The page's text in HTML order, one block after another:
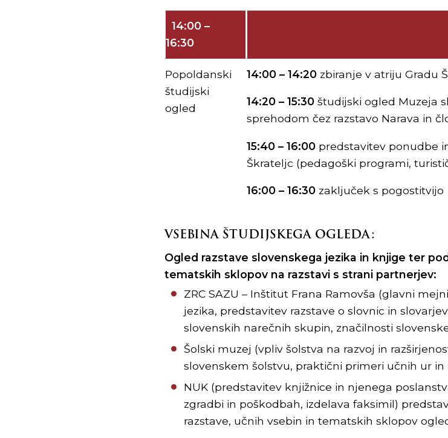
14:00 –
16:30
Popoldanski
študijski
ogled
14:00 – 14:20 zbiranje v atriju Gradu
14:20 – 15:30 študijski ogled Muzeja
sprehodom čez razstavo Narava in
15:40 – 16:00 predstavitev ponudbe
Škrateljc (pedagoški programi,
16:00 – 16:30 zaključek s pogostitvijo
VSEBINA ŠTUDIJSKEGA OGLEDA:
Ogled razstave slovenskega jezika in knjige ter
tematskih sklopov na razstavi s strani partnerjev:
ZRC SAZU – Inštitut Frana Ramovša (glavni
jezika, predstavitev razstave o slovnic in
slovenskih narečnih skupin, značilnosti
Šolski muzej (vpliv šolstva na razvoj in
slovenskem šolstvu, praktični primeri učnih ur
NUK (predstavitev knjižnice in njenega
zgradbi in poškodbah, izdelava faksimil)
razstave, učnih vsebin in tematskih sklopov